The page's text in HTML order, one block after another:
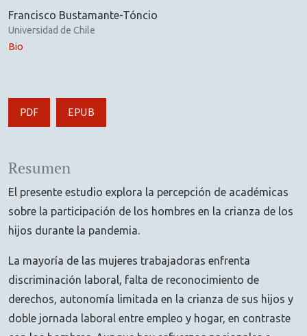
Francisco Bustamante-Tóncio
Universidad de Chile
Bio
PDF EPUB
Resumen
El presente estudio explora la percepción de académicas
sobre la participación de los hombres en la crianza de los
hijos durante la pandemia.
La mayoría de las mujeres trabajadoras enfrenta
discriminación laboral, falta de reconocimiento de
derechos, autonomía limitada en la crianza de sus hijos y
doble jornada laboral entre empleo y hogar, en contraste